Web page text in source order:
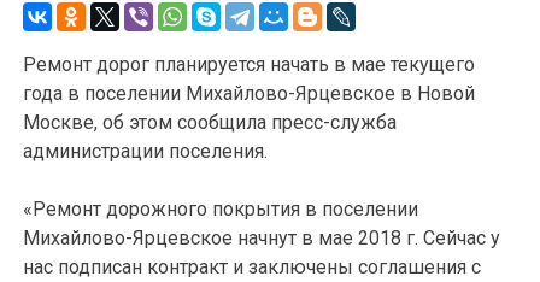
Ремонт дорог планируется начать в мае текущего
года в поселении Михайлово-Ярцевское в Новой
Москве, об этом сообщила пресс-служба
администрации поселения.
«Ремонт дорожного покрытия в поселении
Михайлово-Ярцевское начнут в мае 2018 г. Сейчас у
нас подписан контракт и заключены соглашения с